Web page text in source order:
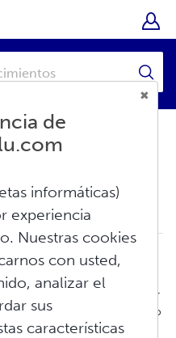
a 11:14 A. M.
nuevas como a las
un calendario para mostrar
puede crear un calendario
de alambre y tinta
de
informáticas)
experiencia
Nuestras cookies
con usted,
analizar el
sus
características